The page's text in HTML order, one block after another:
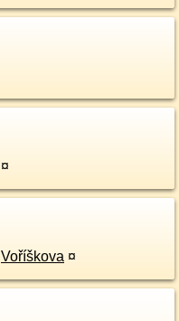
¤
Voříškova ¤